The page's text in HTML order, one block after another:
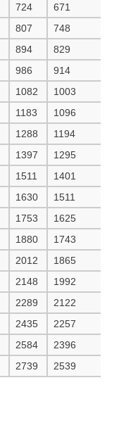
724 671
807 748
894 829
986 914
1082 1003
1183 1096
1288 1194
1397 1295
1511 1401
1630 1511
1753 1625
1880 1743
2012 1865
2148 1992
2289 2122
2435 2257
2584 2396
2739 2539